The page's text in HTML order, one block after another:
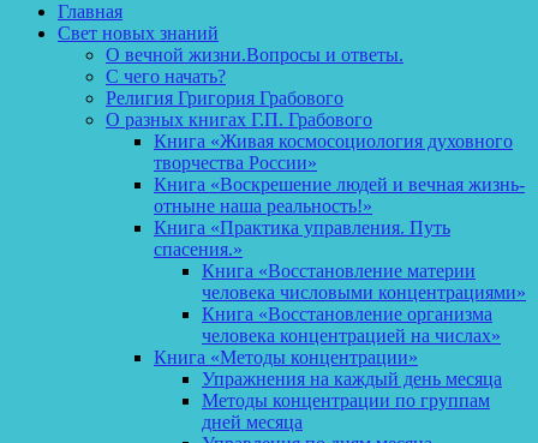
Главная
Свет новых знаний
О вечной жизни.Вопросы и ответы.
С чего начать?
Религия Григория Грабового
О разных книгах Г.П. Грабового
Книга «Живая космосоциология духовного
творчества России»
Книга «Воскрешение людей и вечная жизнь-
отныне наша реальность!»
Книга «Практика управления. Путь
спасения.»
Книга «Восстановление материи
человека числовыми концентрациями»
Книга «Восстановление организма
человека концентрацией на числах»
Книга «Методы концентрации»
Упражнения на каждый день месяца
Методы концентрации по группам
дней месяца